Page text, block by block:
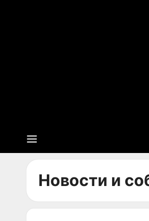
Новости и